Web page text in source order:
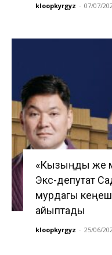
kloopkyrgyz - 07/07/
«Кызыңды же
Экс-депутат
мурдагы
айыптады
kloopkyrgyz - 25/06/